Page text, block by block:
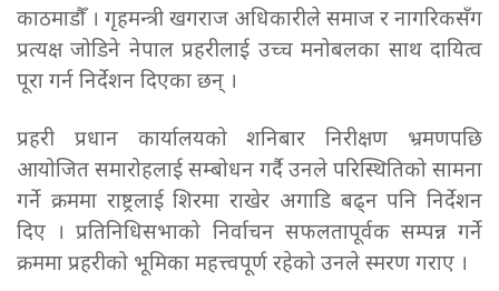
काठमाडौँ । गृहमन्त्री खगराज अधिकारीले समाज र नागरिकसँग
प्रत्यक्ष जोडिने नेपाल प्रहरीलाई उच्च मनोबलका साथ दायित्व
पूरा गर्न निर्देशन दिएका छन् ।
प्रहरी प्रधान कार्यालयको शनिबार निरीक्षण भ्रमणपछि
आयोजित समारोहलाई सम्बोधन गर्दै उनले परिस्थितिको सामना
गर्ने क्रममा राष्ट्रलाई शिरमा राखेर अगाडि बढ्न पनि निर्देशन
दिए । प्रतिनिधिसभाको निर्वाचन सफलतापूर्वक सम्पन्न गर्ने
क्रममा प्रहरीको भूमिका महत्त्वपूर्ण रहेको उनले स्मरण गराए ।